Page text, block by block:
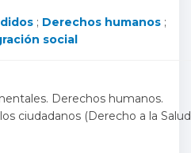
; Derechos humanos ;
social
Derechos humanos.
ciudadanos (Derecho a la